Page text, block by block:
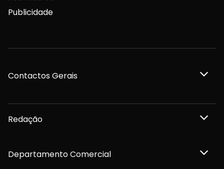
Publicidade
Contactos Gerais
Redação
Departamento Comercial